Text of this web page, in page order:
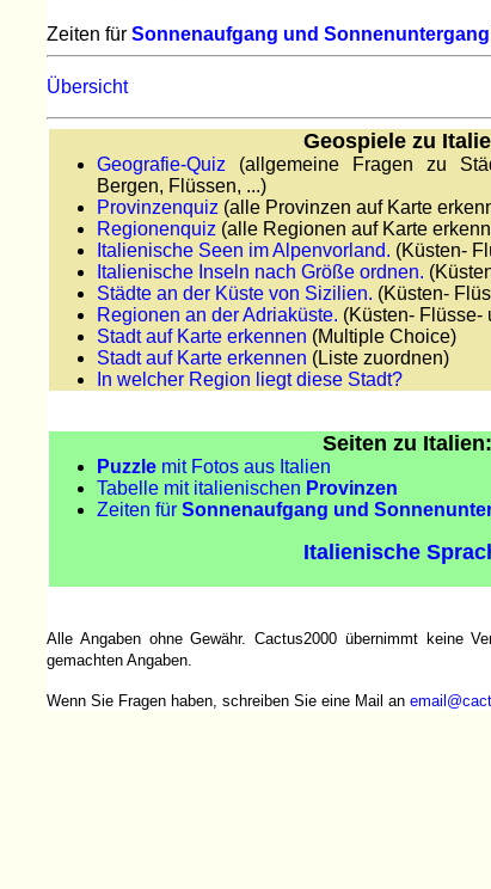
Zeiten für Sonnenaufgang und Sonnenuntergang
Übersicht
Geospiele zu
Geografie-Quiz (allgemeine Fragen zu
Bergen, Flüssen, ...)
Provinzenquiz (alle Provinzen auf Karte
Regionenquiz (alle Regionen auf Karte
Italienische Seen im Alpenvorland. (Küsten-
Italienische Inseln nach Größe ordnen.
Städte an der Küste von Sizilien. (Küsten-
Regionen an der Adriaküste. (Küsten- Flüsse-
Stadt auf Karte erkennen (Multiple Choice)
Stadt auf Karte erkennen (Liste zuordnen)
In welcher Region liegt diese Stadt?
Seiten zu Italien:
Puzzlemit Fotos aus Italien
Tabelle mit italienischen Provinzen
Zeiten für Sonnenaufgang und
Italienische
Alle Angaben ohne Gewähr. Cactus2000 übernimmt keine
gemachten Angaben.
Wenn Sie Fragen haben, schreiben Sie eine Mail an